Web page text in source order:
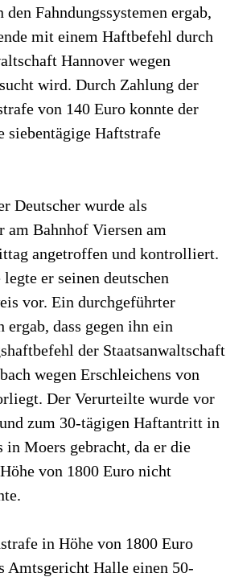
den Fahndungssystemen ergab,
mit einem Haftbefehl durch
Hannover wegen
wird. Durch Zahlung der
von 140 Euro konnte der
siebentägige Haftstrafe
Deutscher wurde als
am Bahnhof Viersen am
angetroffen und kontrolliert.
er seinen deutschen
vor. Ein durchgeführter
ergab, dass gegen ihn ein
der Staatsanwaltschaft
wegen Erschleichens von
Der Verurteilte wurde vor
zum 30-tägigen Haftantritt in
in Moers gebracht, da er die
von 1800 Euro nicht
in Höhe von 1800 Euro
Amtsgericht Halle einen 50-